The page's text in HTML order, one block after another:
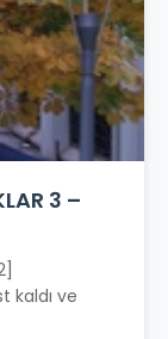
3 –
kaldı ve